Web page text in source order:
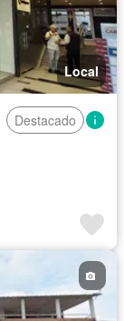
Local
Destacado